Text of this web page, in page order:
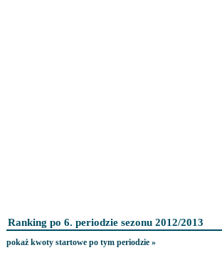
Ranking po 6. periodzie sezonu 2012/2013
pokaż kwoty startowe po tym periodzie »